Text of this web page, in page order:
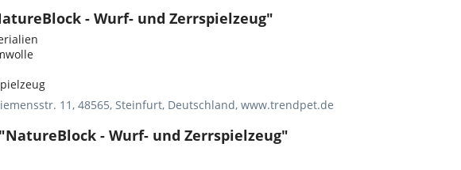
- Wurf- und Zerrspielzeug"
11, 48565, Steinfurt, Deutschland, www.trendpet.de
- Wurf- und Zerrspielzeug"